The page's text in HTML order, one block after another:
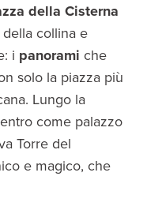
della Cisterna
collina e
i panorami che
solo la piazza più
Lungo la
come palazzo
Torre del
e magico, che